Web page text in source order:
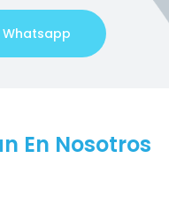
En Nosotros